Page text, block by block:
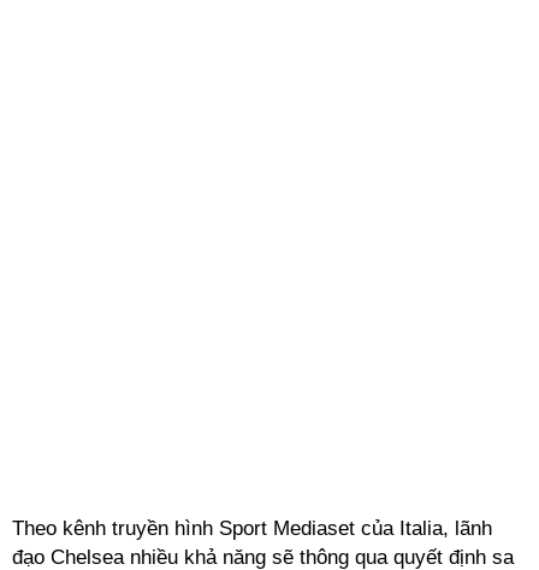
Theo kênh truyền hình Sport Mediaset của Italia, lãnh
đạo Chelsea nhiều khả năng sẽ thông qua quyết định sa